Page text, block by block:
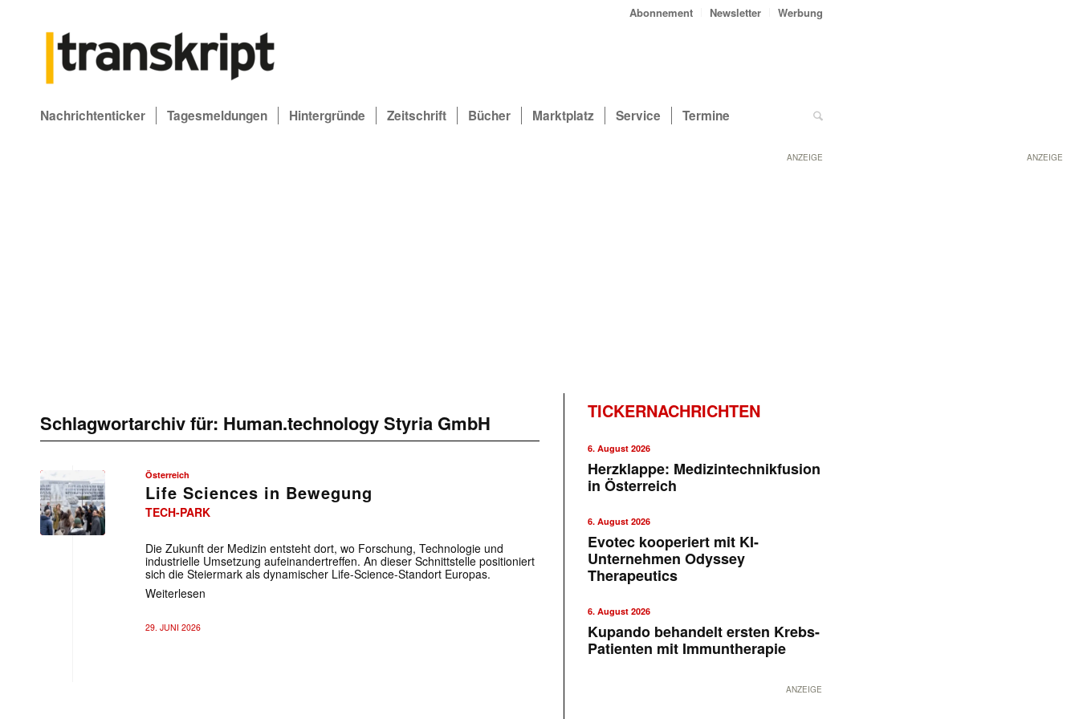
ANZEIGE
Abonnement Newsletter Werbung
Nachrichtenticker Tagesmeldungen Hintergründe Zeitschrift Bücher Marktplatz Service Termine
ANZEIGE
Schlagwortarchiv für: Human.technology Styria GmbH
Österreich
Life Sciences in Bewegung
TECH-PARK
Die Zukunft der Medizin entsteht dort, wo ­Forschung, Technologie und
industrielle Umsetzung aufeinandertreffen. An ­dieser Schnittstelle positioniert
sich die Steiermark als dynamischer ­Life-Science-Standort Europas.
Weiterlesen
29. JUNI 2026
TICKERNACHRICHTEN
6. August 2026
Herzklappe: Medizintechnikfusion
in Österreich
6. August 2026
Evotec kooperiert mit KI-
Unternehmen Odyssey
Therapeutics
6. August 2026
Kupando behandelt ersten Krebs-
Patienten mit Immuntherapie
ANZEIGE